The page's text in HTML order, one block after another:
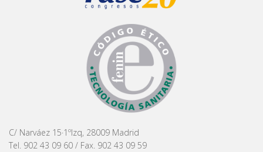
C/ Narváez 15·1ºIzq, 28009 Madrid
Tel. 902 43 09 60 / Fax. 902 43 09 59